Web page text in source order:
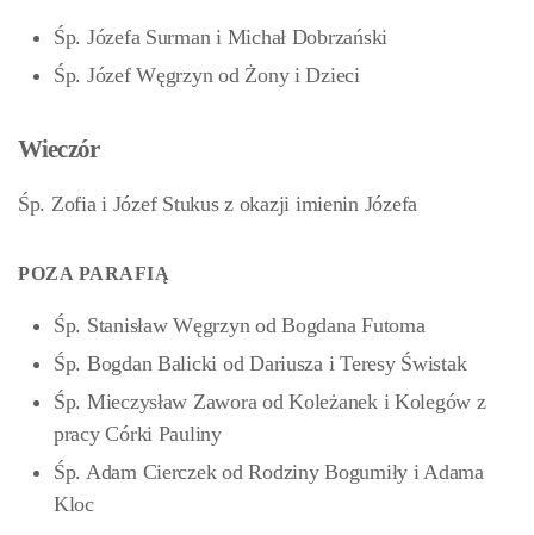
Śp. Józefa Surman i Michał Dobrzański
Śp. Józef Węgrzyn od Żony i Dzieci
Wieczór
Śp. Zofia i Józef Stukus z okazji imienin Józefa
POZA PARAFIĄ
Śp. Stanisław Węgrzyn od Bogdana Futoma
Śp. Bogdan Balicki od Dariusza i Teresy Świstak
Śp. Mieczysław Zawora od Koleżanek i Kolegów z
pracy Córki Pauliny
Śp. Adam Cierczekod Rodziny Bogumiły i Adama
Kloc